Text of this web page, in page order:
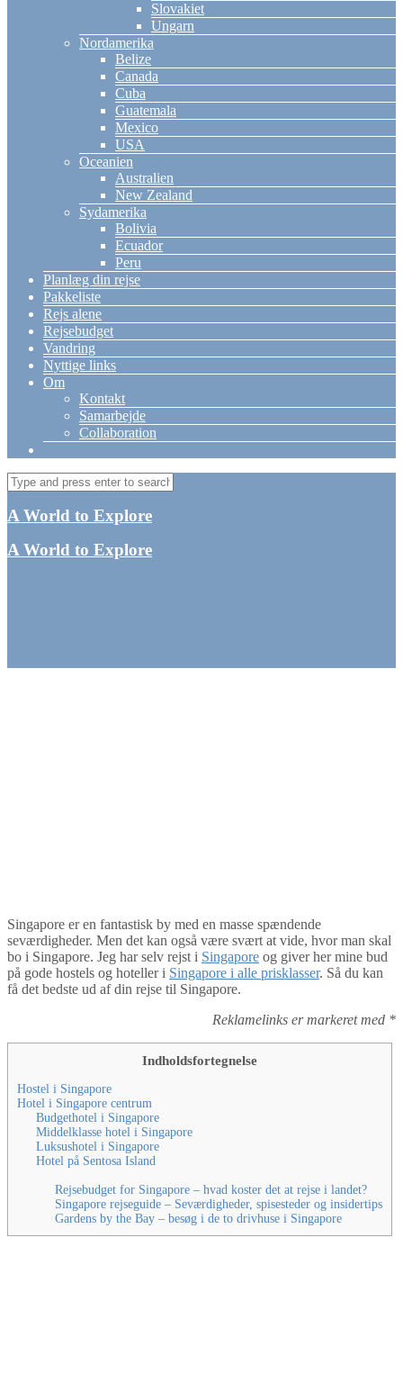
Slovakiet
Ungarn
Nordamerika
Belize
Canada
Cuba
Guatemala
Mexico
USA
Oceanien
Australien
New Zealand
Sydamerika
Bolivia
Ecuador
Peru
Planlæg din rejse
Pakkeliste
Rejs alene
Rejsebudget
Vandring
Nyttige links
Om
Kontakt
Samarbejde
Collaboration
A World to Explore
A World to Explore
Singapore er en fantastisk by med en masse spændende
seværdigheder. Men det kan også være svært at vide, hvor man skal
bo i Singapore. Jeg har selv rejst i Singapore og giver her mine bud
på gode hostels og hoteller i Singapore i alle prisklasser. Så du kan
få det bedste ud af din rejse til Singapore.
Reklamelinks er markeret med *
Indholdsfortegnelse
Hostel i Singapore
Hotel i Singapore centrum
Budgethotel i Singapore
Middelklasse hotel i Singapore
Luksushotel i Singapore
Hotel på Sentosa Island
Rejsebudget for Singapore – hvad koster det at rejse i landet?
Singapore rejseguide – Seværdigheder, spisesteder og insidertips
Gardens by the Bay – besøg i de to drivhuse i Singapore